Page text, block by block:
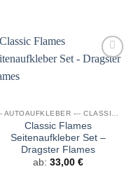
Auf die
Classic Flames
Seitenaufkleber Set –
Dragster Flames
ab: 33,00 €